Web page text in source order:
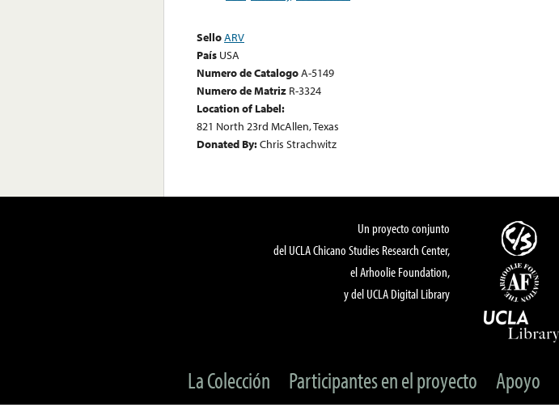
SelloARV
País USA
Numero de CatalogoA-5149
Numero de Matriz R-3324
Location of Label:
821 North 23rd McAllen, Texas
Donated By:Chris Strachwitz
Un proyecto conjunto
del UCLA Chicano Studies Research Center,
el Arhoolie Foundation,
y del UCLA Digital Library
La Colección Participantes en el proyecto Apoyo